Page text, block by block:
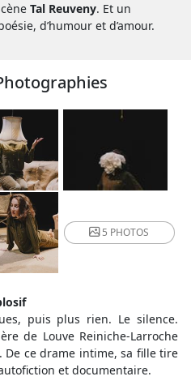
Tal Reuveny. Et un
d’humour et d’amour.
5 PHOTOS
puis plus rien. Le silence.
de Louve Reiniche-Larroche
De ce drame intime, sa fille tire
et documentaire.